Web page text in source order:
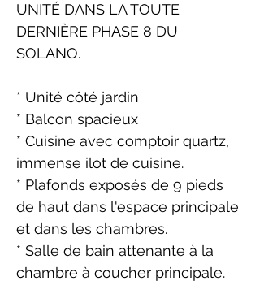
UNITÉ DANS LA TOUTE
DERNIÈRE PHASE 8 DU
SOLANO.
* Unité côté jardin
* Balcon spacieux
* Cuisine avec comptoir quartz,
immense ilot de cuisine.
* Plafonds exposés de 9 pieds
de haut dans l'espace principale
et dans les chambres.
* Salle de bain attenante à la
chambre à coucher principale.